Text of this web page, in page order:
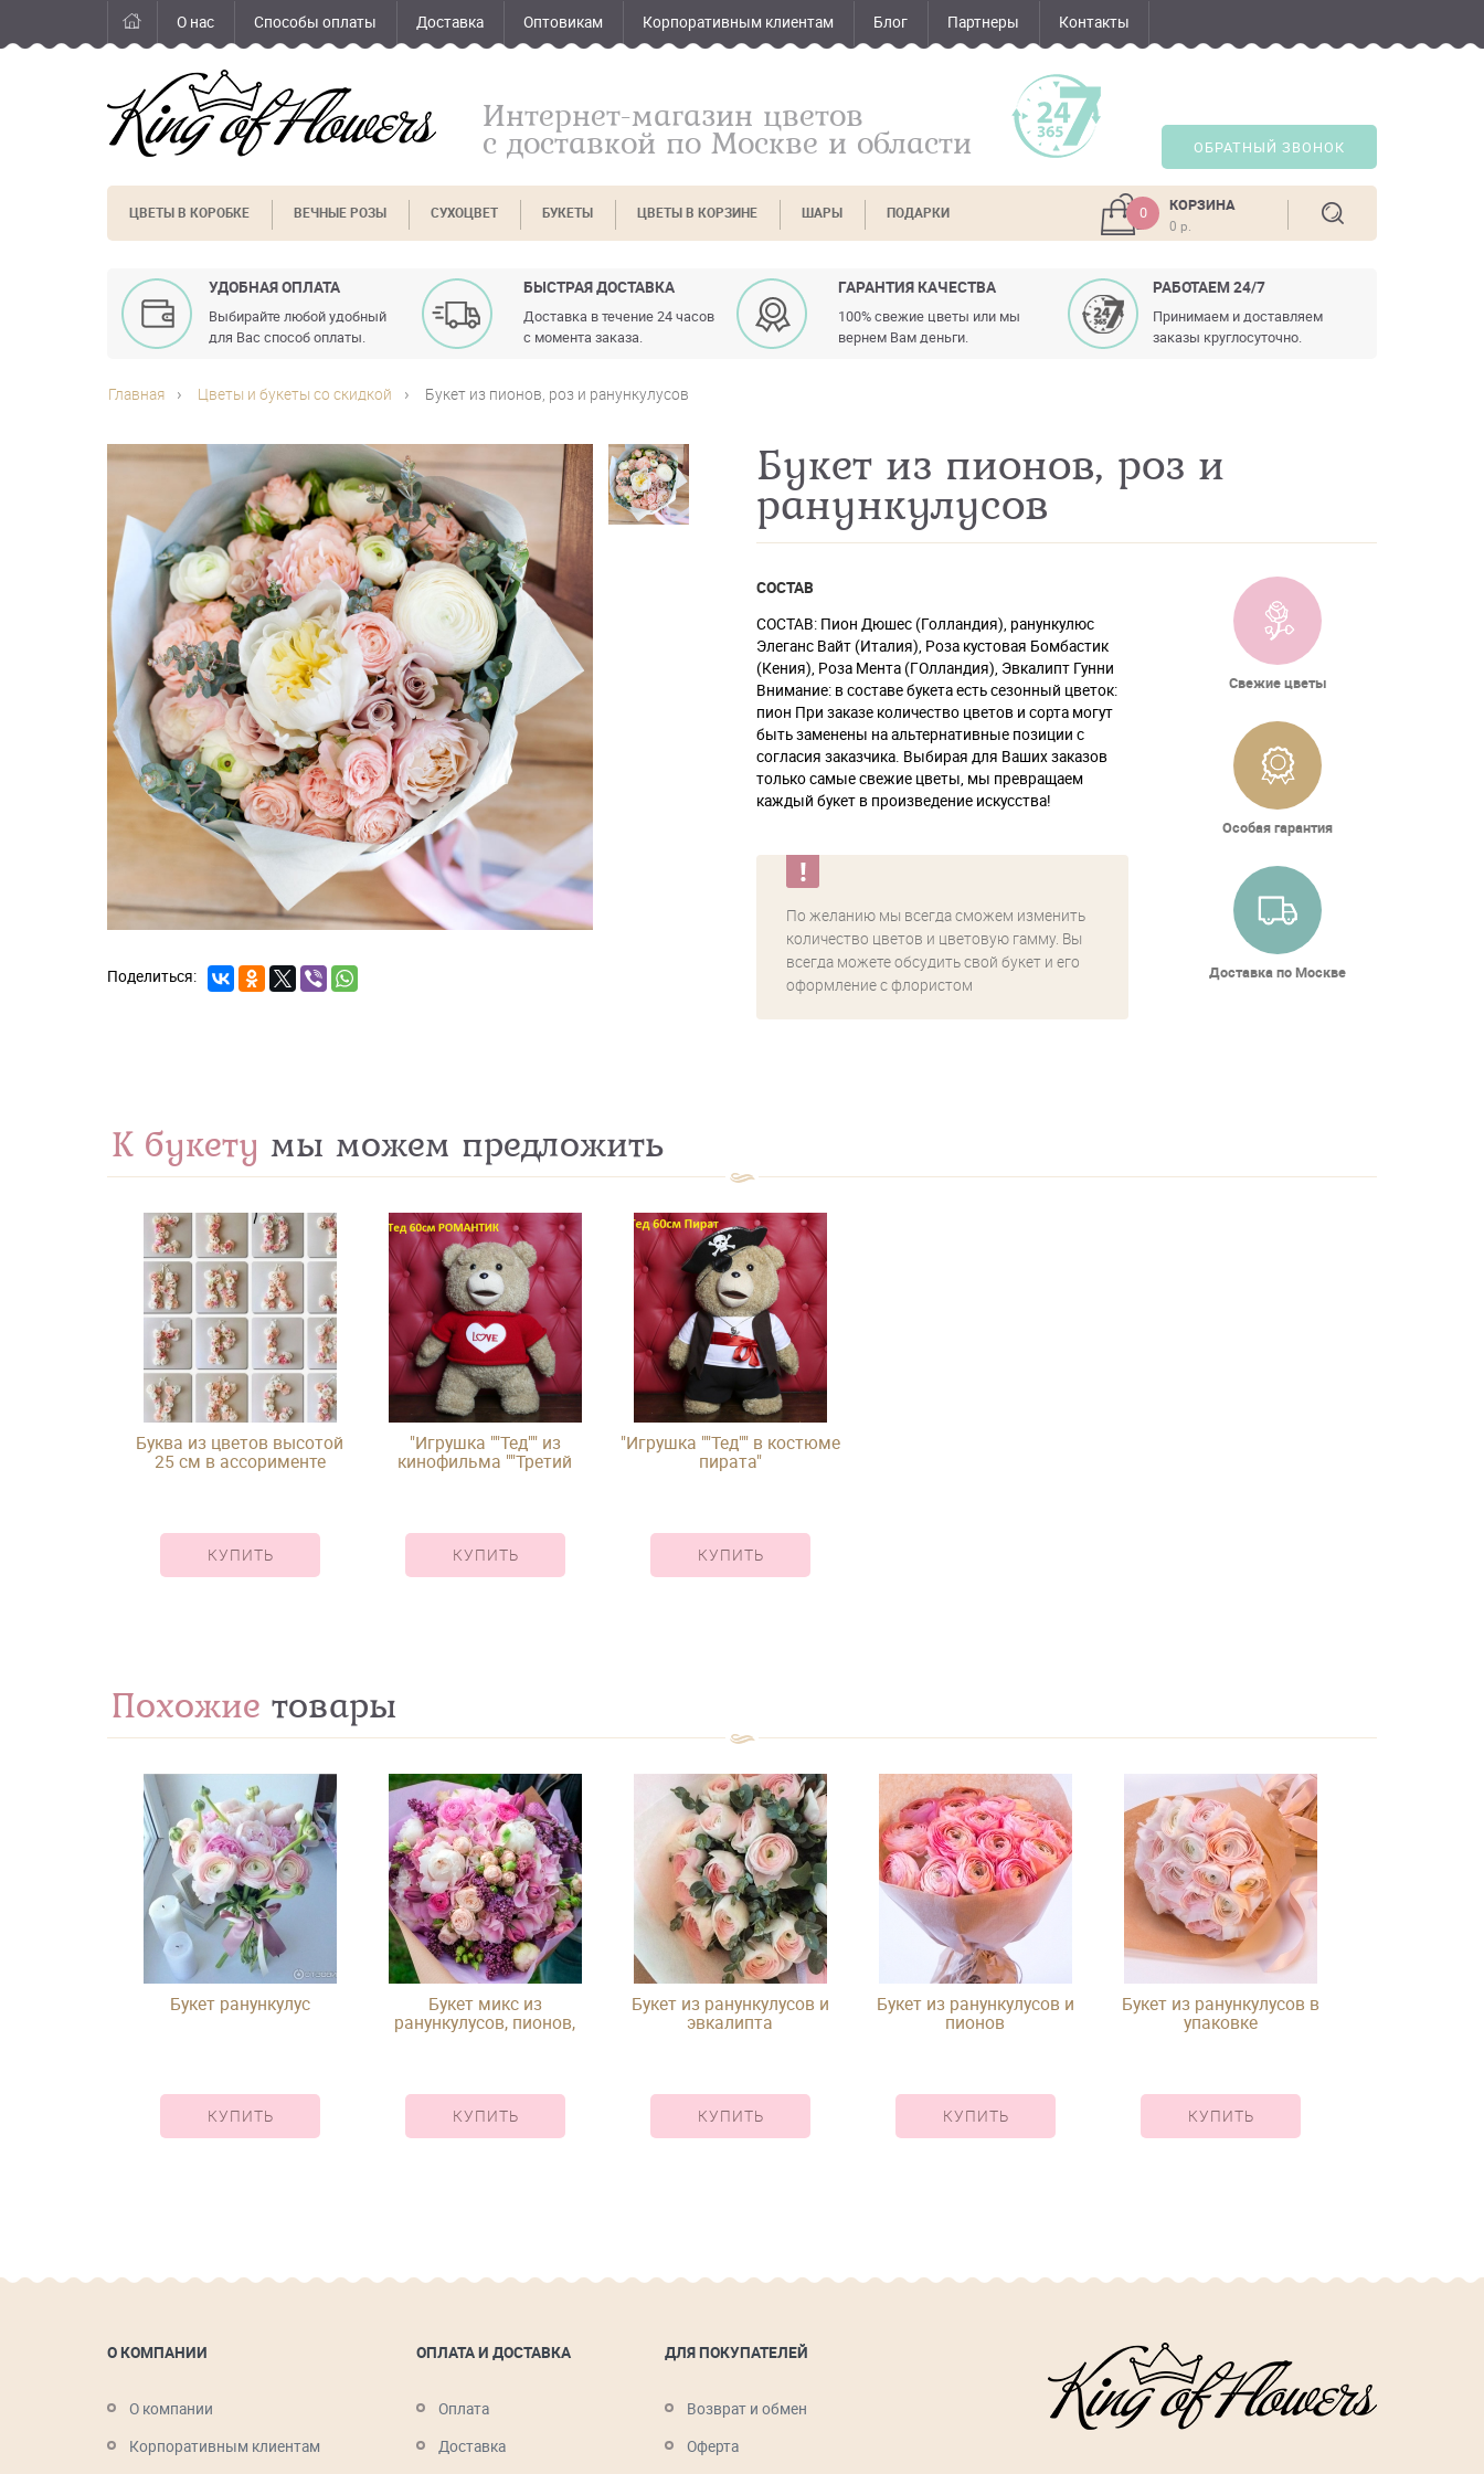
О нас Способы оплаты Доставка Оптовикам Корпоративным клиентам Блог Партнеры Контакты
Интернет-магазин цветов
с доставкой по Москве и области ОБРАТНЫЙ ЗВОНОК
ЦВЕТЫ В КОРОБКЕ ВЕЧНЫЕ РОЗЫ СУХОЦВЕТ БУКЕТЫ ЦВЕТЫ В КОРЗИНЕ ШАРЫ ПОДАРКИ 0 КОРЗИНА
0 р.
УДОБНАЯ ОПЛАТА
Выбирайте любой удобный
для Вас способ оплаты.
БЫСТРАЯ ДОСТАВКА
Доставка в течение 24 часов
с момента заказа.
ГАРАНТИЯ КАЧЕСТВА
100% свежие цветы или мы
вернем Вам деньги.
РАБОТАЕМ 24/7
Принимаем и доставляем
заказы круглосуточно.
Главная Цветы и букеты со скидкой Букет из пионов, роз и ранункулусов
Букет из пионов, роз и
ранункулусов
Свежие цветы
Особая гарантия
Доставка по Москве
СОСТАВ
СОСТАВ: Пион Дюшес (Голландия), ранункулюс
Элеганс Вайт (Италия), Роза кустовая Бомбастик
(Кения), Роза Мента (ГОлландия), Эвкалипт Гунни
Внимание: в составе букета есть сезонный цветок:
пион При заказе количество цветов и сорта могут
быть заменены на альтернативные позиции с
согласия заказчика. Выбирая для Ваших заказов
только самые свежие цветы, мы превращаем
каждый букет в произведение искусства!
По желанию мы всегда сможем изменить
количество цветов и цветовую гамму. Вы
всегда можете обсудить свой букет и его
оформление с флористом
К букету мы можем предложить
Буква из цветов высотой
25 см в ассорименте
КУПИТЬ
"Игрушка ""Тед"" из
кинофильма ""Третий
КУПИТЬ
"Игрушка ""Тед"" в костюме
пирата"
КУПИТЬ
Похожие товары
Букет ранункулус
КУПИТЬ
Букет микс из
ранункулусов, пионов,
КУПИТЬ
Букет из ранункулусов и
эвкалипта
КУПИТЬ
Букет из ранункулусов и
пионов
КУПИТЬ
Букет из ранункулусов в
упаковке
КУПИТЬ
О КОМПАНИИ
О компании
Корпоративным клиентам
ОПЛАТА И ДОСТАВКА
Оплата
Доставка
ДЛЯ ПОКУПАТЕЛЕЙ
Возврат и обмен
Оферта